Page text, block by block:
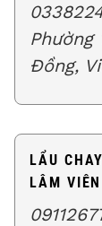
Đồng,
LẨU
LÂM